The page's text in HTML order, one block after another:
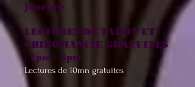
journée
LECTURES DE TAROT ET
CHIROMANCIE GRATUITES
| 1pm - 3pm
​Lectures de 10mn gratuites